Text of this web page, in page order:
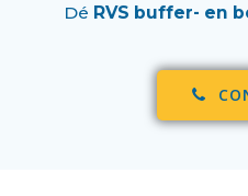
Dé RVS buffer- en